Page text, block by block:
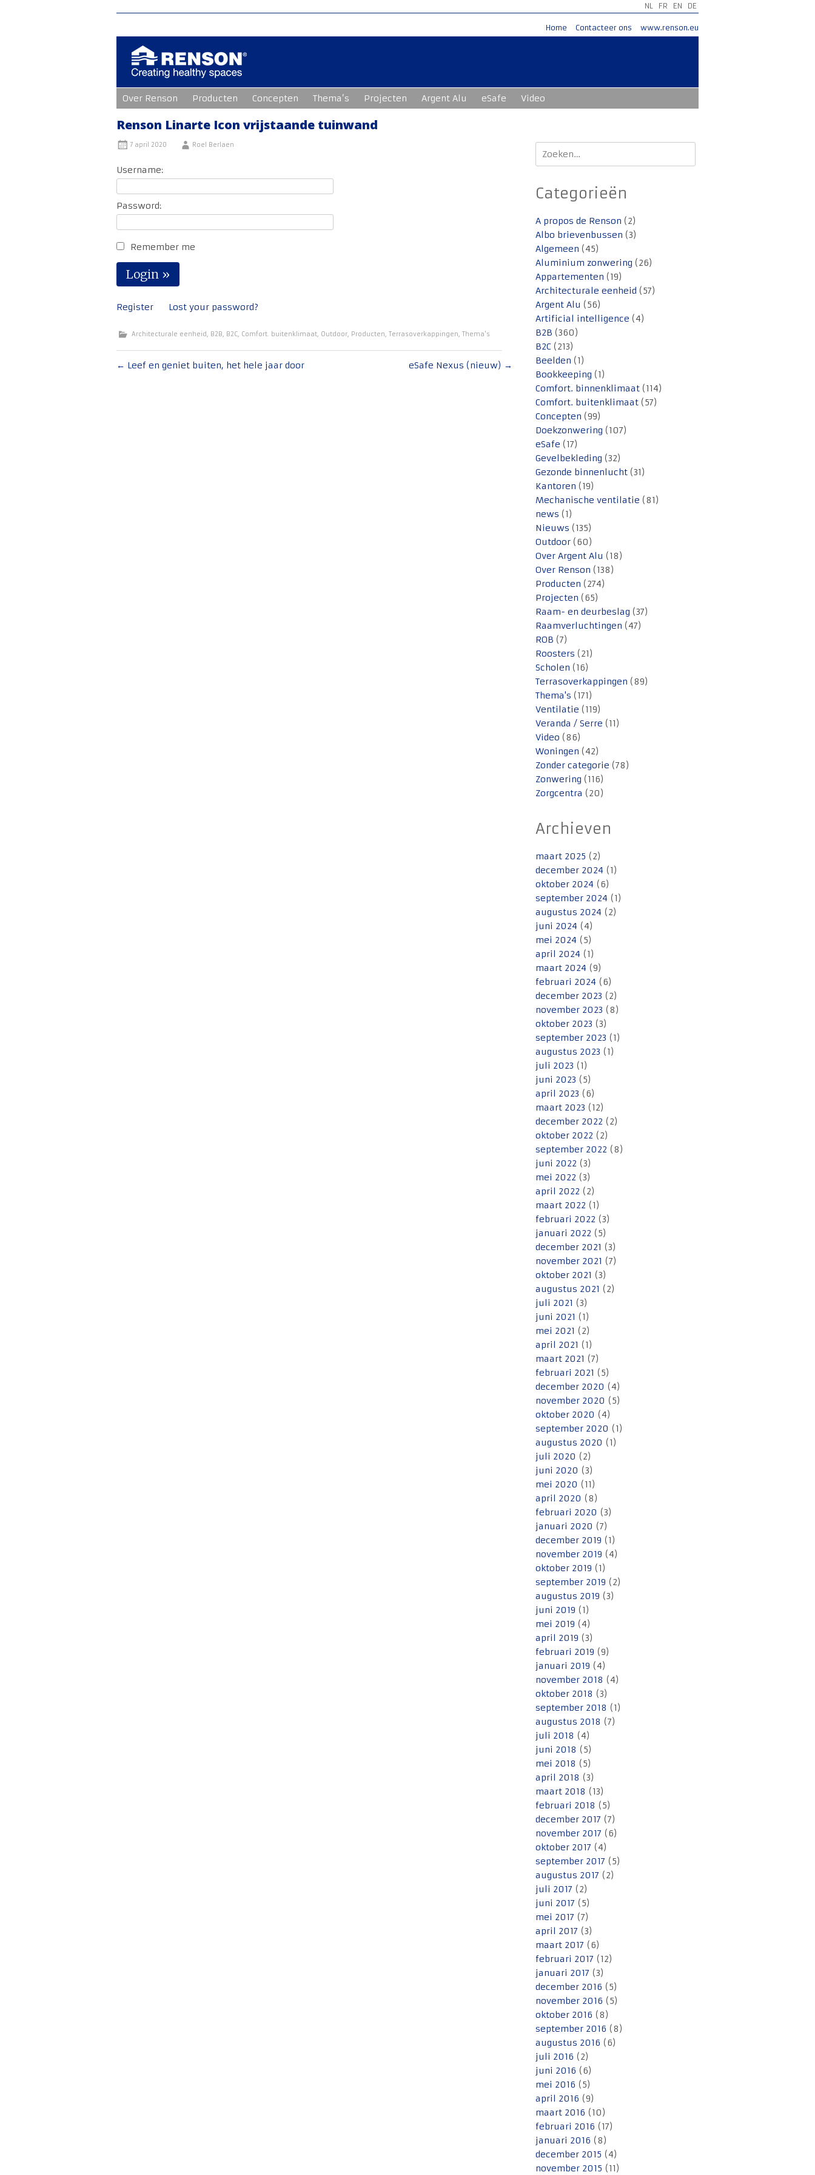
NL FR EN DE
Home Contacteer ons www.renson.eu
naar
de
inhoud
Over Renson Producten Concepten Thema’s Projecten Argent Alu eSafe Video
Renson Linarte Icon vrijstaande tuinwand
7 april 2020 Roel Berlaen
Username:
Password:
Remember me
Register Lost your password?
Architecturale eenheid, B2B, B2C, Comfort. buitenklimaat, Outdoor, Producten, Terrasoverkappingen, Thema's
Bericht
← Leef en geniet buiten, het hele jaar door eSafe Nexus (nieuw) →
Zoeken
naar:
Categorieën
A propos de Renson (2)
Albo brievenbussen (3)
Algemeen (45)
Aluminium zonwering (26)
Appartementen (19)
Architecturale eenheid (57)
Argent Alu (56)
Artificial intelligence (4)
B2B (360)
B2C (213)
Beelden (1)
Bookkeeping (1)
Comfort. binnenklimaat (114)
Comfort. buitenklimaat (57)
Concepten (99)
Doekzonwering (107)
eSafe (17)
Gevelbekleding (32)
Gezonde binnenlucht (31)
Kantoren (19)
Mechanische ventilatie (81)
news (1)
Nieuws (135)
Outdoor (60)
Over Argent Alu (18)
Over Renson (138)
Producten (274)
Projecten (65)
Raam- en deurbeslag (37)
Raamverluchtingen (47)
ROB (7)
Roosters (21)
Scholen (16)
Terrasoverkappingen (89)
Thema's (171)
Ventilatie (119)
Veranda / Serre (11)
Video (86)
Woningen (42)
Zonder categorie (78)
Zonwering (116)
Zorgcentra (20)
Archieven
maart 2025 (2)
december 2024 (1)
oktober 2024 (6)
september 2024 (1)
augustus 2024 (2)
juni 2024 (4)
mei 2024 (5)
april 2024 (1)
maart 2024 (9)
februari 2024 (6)
december 2023 (2)
november 2023 (8)
oktober 2023 (3)
september 2023 (1)
augustus 2023 (1)
juli 2023 (1)
juni 2023 (5)
april 2023 (6)
maart 2023 (12)
december 2022 (2)
oktober 2022 (2)
september 2022 (8)
juni 2022 (3)
mei 2022 (3)
april 2022 (2)
maart 2022 (1)
februari 2022 (3)
januari 2022 (5)
december 2021 (3)
november 2021 (7)
oktober 2021 (3)
augustus 2021 (2)
juli 2021 (3)
juni 2021 (1)
mei 2021 (2)
april 2021 (1)
maart 2021 (7)
februari 2021 (5)
december 2020 (4)
november 2020 (5)
oktober 2020 (4)
september 2020 (1)
augustus 2020 (1)
juli 2020 (2)
juni 2020 (3)
mei 2020 (11)
april 2020 (8)
februari 2020 (3)
januari 2020 (7)
december 2019 (1)
november 2019 (4)
oktober 2019 (1)
september 2019 (2)
augustus 2019 (3)
juni 2019 (1)
mei 2019 (4)
april 2019 (3)
februari 2019 (9)
januari 2019 (4)
november 2018 (4)
oktober 2018 (3)
september 2018 (1)
augustus 2018 (7)
juli 2018 (4)
juni 2018 (5)
mei 2018 (5)
april 2018 (3)
maart 2018 (13)
februari 2018 (5)
december 2017 (7)
november 2017 (6)
oktober 2017 (4)
september 2017 (5)
augustus 2017 (2)
juli 2017 (2)
juni 2017 (5)
mei 2017 (7)
april 2017 (3)
maart 2017 (6)
februari 2017 (12)
januari 2017 (3)
december 2016 (5)
november 2016 (5)
oktober 2016 (8)
september 2016 (8)
augustus 2016 (6)
juli 2016 (2)
juni 2016 (6)
mei 2016 (5)
april 2016 (9)
maart 2016 (10)
februari 2016 (17)
januari 2016 (8)
december 2015 (4)
november 2015 (11)